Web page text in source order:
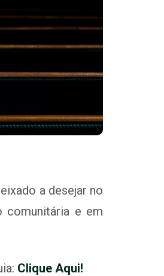
a desejar no
comunitária e em
Clique Aqui!